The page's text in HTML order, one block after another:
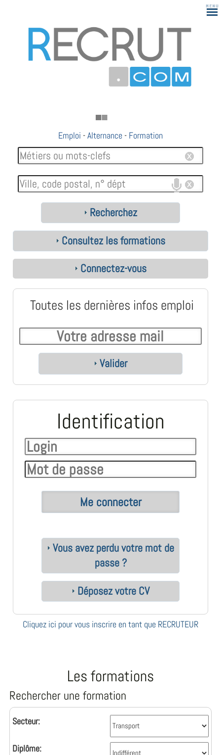
Emploi -Alternance - Formation
Recherchez
Consultez les formations
Connectez-vous
Toutes les dernières infos emploi
Valider
Identification
Vous avez perdu votre mot de
passe ?
Déposez votre CV
Cliquez ici pour vous inscrire en tant que RECRUTEUR
Les formations
Rechercher une formation
Secteur:
Diplôme: